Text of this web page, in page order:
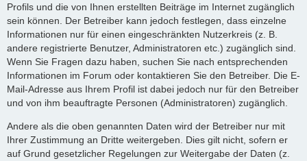
Profils und die von Ihnen erstellten Beiträge im Internet zugänglich
sein können. Der Betreiber kann jedoch festlegen, dass einzelne
Informationen nur für einen eingeschränkten Nutzerkreis (z. B.
andere registrierte Benutzer, Administratoren etc.) zugänglich sind.
Wenn Sie Fragen dazu haben, suchen Sie nach entsprechenden
Informationen im Forum oder kontaktieren Sie den Betreiber. Die E-
Mail-Adresse aus Ihrem Profil ist dabei jedoch nur für den Betreiber
und von ihm beauftragte Personen (Administratoren) zugänglich.
Andere als die oben genannten Daten wird der Betreiber nur mit
Ihrer Zustimmung an Dritte weitergeben. Dies gilt nicht, sofern er
auf Grund gesetzlicher Regelungen zur Weitergabe der Daten (z.